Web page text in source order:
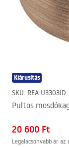
Kiárusítás
SKU: REA-U3303ID:
Pultos
20 600 Ft
Legalacsonyabb ár